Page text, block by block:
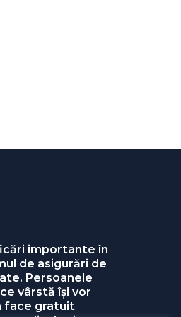
importante în
de asigurări de
Persoanele
vârstă își vor
face gratuit